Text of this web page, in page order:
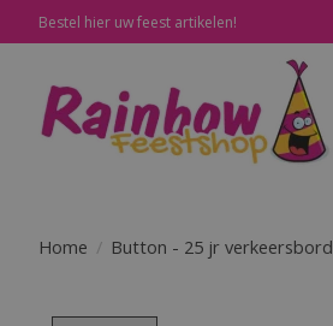
Bestel hier uw feest artikelen!
Home / Button - 25 jr verkeersbord